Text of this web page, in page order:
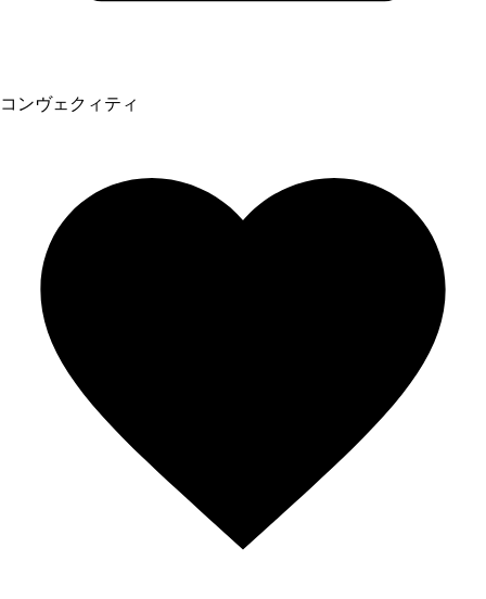
コンヴェクィティ